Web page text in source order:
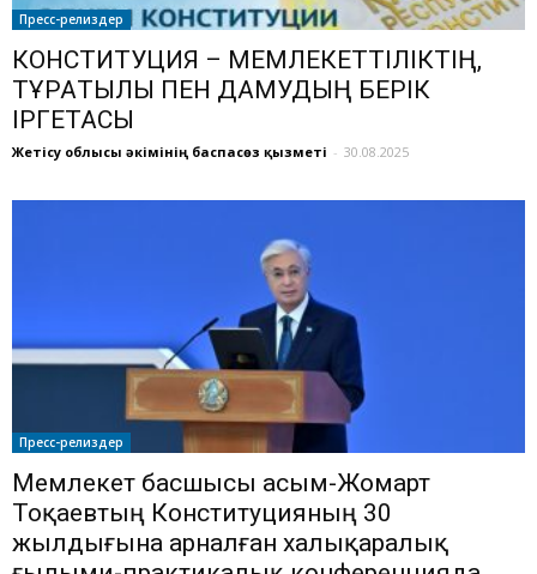
Пресс-релиздер
КОНСТИТУЦИЯ – МЕМЛЕКЕТТІЛІКТІҢ,
ТҰРАҚТЫЛЫҚ ПЕН ДАМУДЫҢ БЕРІК
ІРГЕТАСЫ
Жетісу облысы әкімінің баспасөз қызметі - 30.08.2025
Пресс-релиздер
Мемлекет басшысы Қасым-Жомарт
Тоқаевтың Конституцияның 30
жылдығына арналған халықаралық